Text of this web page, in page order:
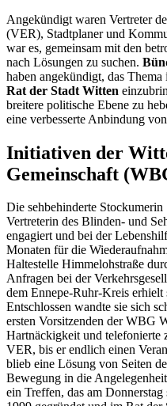
Angekündigt waren Vertreter
(VER), Stadtplaner und
war es, gemeinsam mit den
nach Lösungen zu suchen.
haben angekündigt, das Thema
Rat der Stadt Witten
breitere politische Ebene zu
eine verbesserte Anbindung
Initiativen der
Gemeinschaft
Die sehbehinderte
Vertreterin des Blinden- und
engagiert und bei der
Monaten für die
Haltestelle Himmelohstraße
Anfragen bei der
dem Ennepe-Ruhr-Kreis erhielt
Entschlossen wandte sie sich
ersten Vorsitzenden der WBG
Hartnäckigkeit und telefonierte
VER, bis er endlich einen
blieb eine Lösung von Seiten
Bewegung in die
ein Treffen, das am